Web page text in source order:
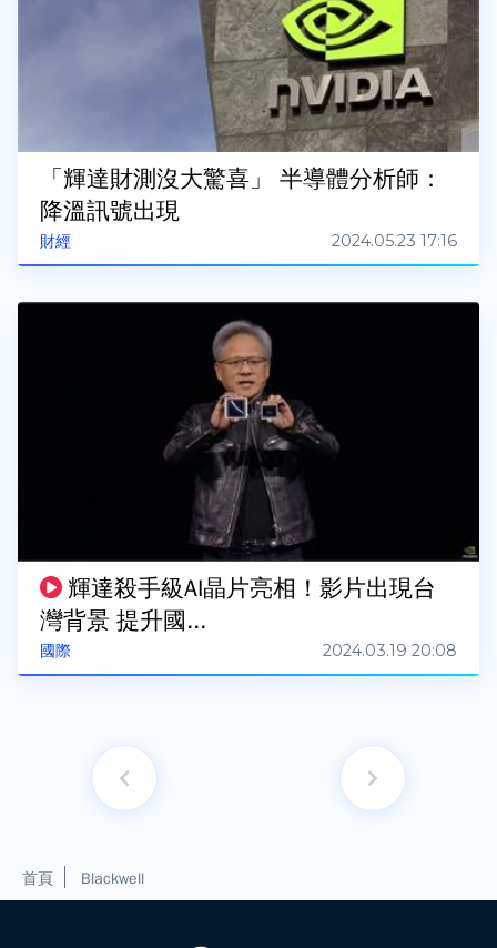
財經
「輝達財測沒大驚喜」 半導體分析師：
降溫訊號出現
2024.05.23 17:16
國際
輝達殺手級AI晶片亮相！影片出現台
灣背景 提升國...
2024.03.19 20:08
首頁 Blackwell